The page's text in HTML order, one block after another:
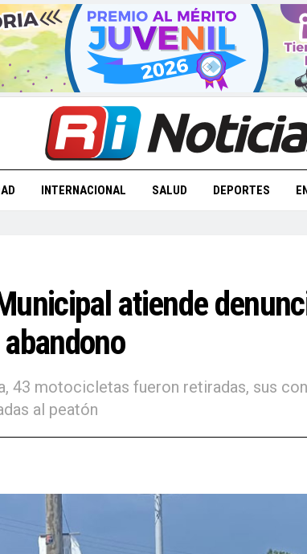
INTERNACIONAL SALUD DEPORTES
atiende
43 motocicletas fueron retiradas, sus
al peatón